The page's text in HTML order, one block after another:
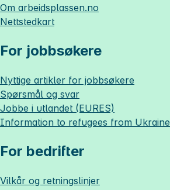
Om arbeidsplassen.no
Nettstedkart
For jobbsøkere
Nyttige artikler for jobbsøkere
Spørsmål og svar
Jobbe i utlandet (EURES)
Information to refugees from Ukraine
For bedrifter
Vilkår og retningslinjer